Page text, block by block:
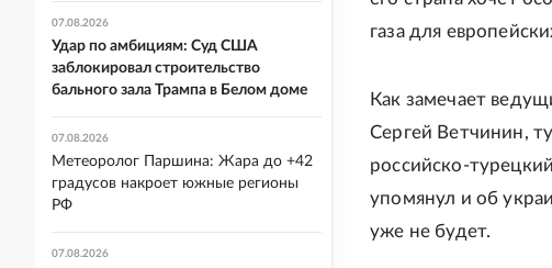
газа для
Как замечает
Сергей Ветчинин,
российско-
упомянул и об
уже не будет.
07.08.2026
Удар по амбициям: Суд США
заблокировал строительство
бального зала Трампа в Белом доме
07.08.2026
Метеоролог Паршина: Жара до +42
градусов накроет южные регионы
РФ
07.08.2026